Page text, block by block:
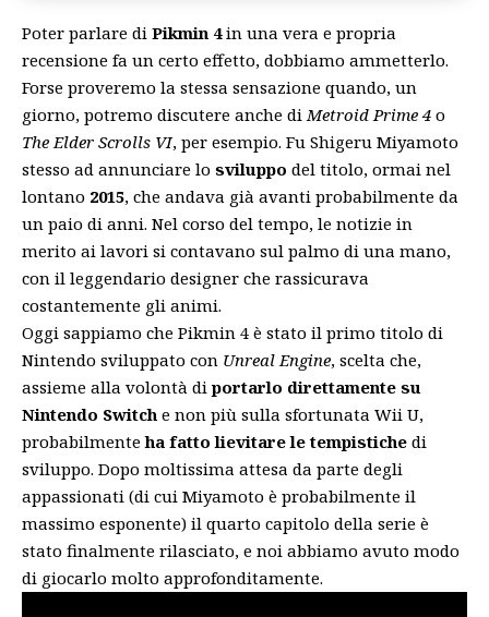
Poter parlare di Pikmin 4in una vera e propria
recensione fa un certo effetto, dobbiamo ammetterlo.
Forse proveremo la stessa sensazione quando, un
giorno, potremo discutere anche di Metroid Prime 4 o
The Elder Scrolls VI, per esempio. Fu Shigeru Miyamoto
stesso ad annunciare lo sviluppo del titolo, ormai nel
lontano 2015, che andava già avanti probabilmente da
un paio di anni. Nel corso del tempo, le notizie in
merito ai lavori si contavano sul palmo di una mano,
con il leggendario designer che rassicurava
costantemente gli animi.
Oggi sappiamo che Pikmin 4 è stato il primo titolo di
Nintendo sviluppato con Unreal Engine, scelta che,
assieme alla volontà diportarlo direttamente su
Nintendo Switch e non più sulla sfortunata Wii U,
probabilmenteha fatto lievitare le tempistiche di
sviluppo. Dopo moltissima attesa da parte degli
appassionati (di cui Miyamoto è probabilmente il
massimo esponente) il quarto capitolo della serie è
stato finalmente rilasciato, e noi abbiamo avuto modo
di giocarlo molto approfonditamente.